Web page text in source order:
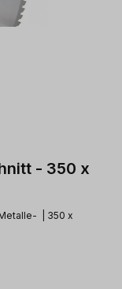
- 350 x
| 350 x